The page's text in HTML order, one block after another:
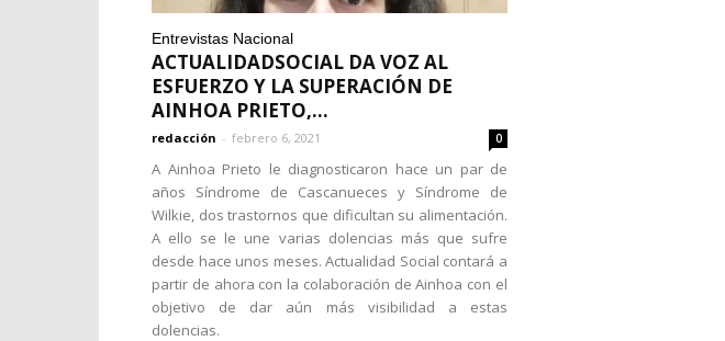
Entrevistas Nacional
ACTUALIDADSOCIAL DA VOZ AL
ESFUERZO Y LA SUPERACIÓN DE
AINHOA PRIETO,...
redacción - febrero 6, 2021 0
A Ainhoa Prieto le diagnosticaron hace un par de
años Síndrome de Cascanueces y Síndrome de
Wilkie, dos trastornos que dificultan su alimentación.
A ello se le une varias dolencias más que sufre
desde hace unos meses. Actualidad Social contará a
partir de ahora con la colaboración de Ainhoa con el
objetivo de dar aún más visibilidad a estas
dolencias.